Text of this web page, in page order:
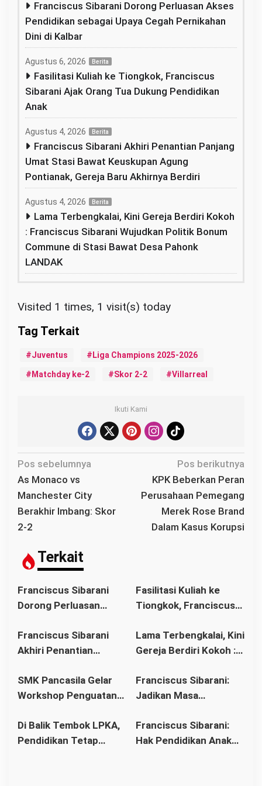
Franciscus Sibarani Dorong Perluasan Akses
Pendidikan sebagai Upaya Cegah Pernikahan
Dini di Kalbar
Agustus 6, 2026 Berita
Fasilitasi Kuliah ke Tiongkok, Franciscus
Sibarani Ajak Orang Tua Dukung Pendidikan
Anak
Agustus 4, 2026 Berita
Franciscus Sibarani Akhiri Penantian Panjang
Umat Stasi Bawat Keuskupan Agung
Pontianak, Gereja Baru Akhirnya Berdiri
Agustus 4, 2026 Berita
Lama Terbengkalai, Kini Gereja Berdiri Kokoh
: Franciscus Sibarani Wujudkan Politik Bonum
Commune di Stasi Bawat Desa Pahonk
LANDAK
Visited 1 times, 1 visit(s) today
Juventus Liga Champions 2025-2026
Matchday ke-2 Skor 2-2 Villarreal
Ikuti Kami
N
a
v
i
g
s
p
o
Pos sebelumnya
As Monaco vs
Manchester City
Berakhir Imbang: Skor
2-2
Pos berikutnya
KPK Beberkan Peran
Perusahaan Pemegang
Merek Rose Brand
Dalam Kasus Korupsi
Terkait
Franciscus Sibarani
Dorong Perluasan
sebagai Upaya Cegah
Pernikahan Dini di
Fasilitasi Kuliah ke
Tiongkok, Franciscus
Tua Dukung Pendidikan
Anak
Franciscus Sibarani
Akhiri Penantian
Bawat Keuskupan
Agung Pontianak,
Berdiri
Lama Terbengkalai, Kini
Gereja Berdiri Kokoh :
Wujudkan Politik
Bonum Commune di
Pahonk LANDAK
SMK Pancasila Gelar
Workshop Penguatan
Standar Nasional
Pendidikan
Franciscus Sibarani:
Jadikan Masa
Titik Balik Menata
Masa Depan
Di Balik Tembok LPKA,
Pendidikan Tetap
Franciscus Sibarani:
Hak Pendidikan Anak